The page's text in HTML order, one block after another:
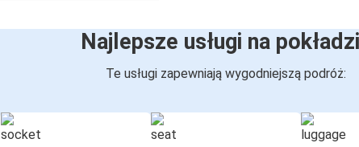
Najlepsze usługi na
Te usługi zapewniają wygodniejszą podróż: